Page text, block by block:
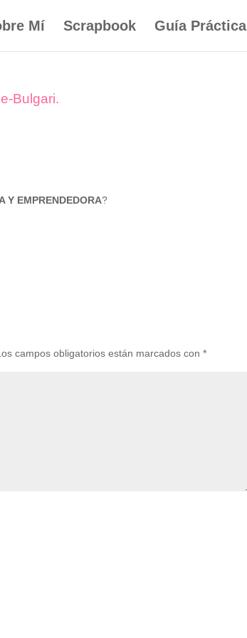
Mí Scrapbook Guía Práctica
Bulgari.
Y EMPRENDEDORA?
campos obligatorios están marcados con*